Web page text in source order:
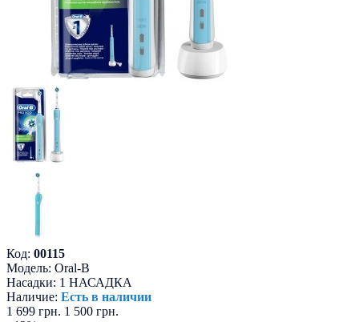
Код: 00115
Модель: Oral-B
Насадки: 1 НАСАДКА
Наличие: Есть в наличии
1 699 грн. 1 500 грн.